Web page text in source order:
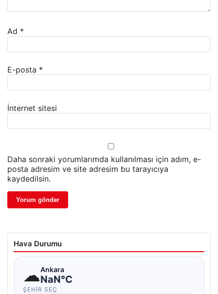
Ad *
E-posta *
İnternet sitesi
Daha sonraki yorumlarımda kullanılması için adım, e-
posta adresim ve site adresim bu tarayıcıya
kaydedilsin.
Hava Durumu
☁Ankara
NaN°C
ŞEHIR SEÇ